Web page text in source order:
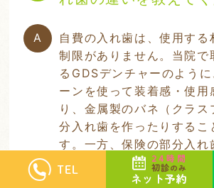
自費の入れ歯は、使用する
制限がありません。当院で
るGDSデンチャーのように
ーンを使って装着感・使用
り、金属製のバネ（クラス
分入れ歯を作ったりするこ
す。一方、保険の部分入れ
プが必須となりますし、総
ンしか使用できません。